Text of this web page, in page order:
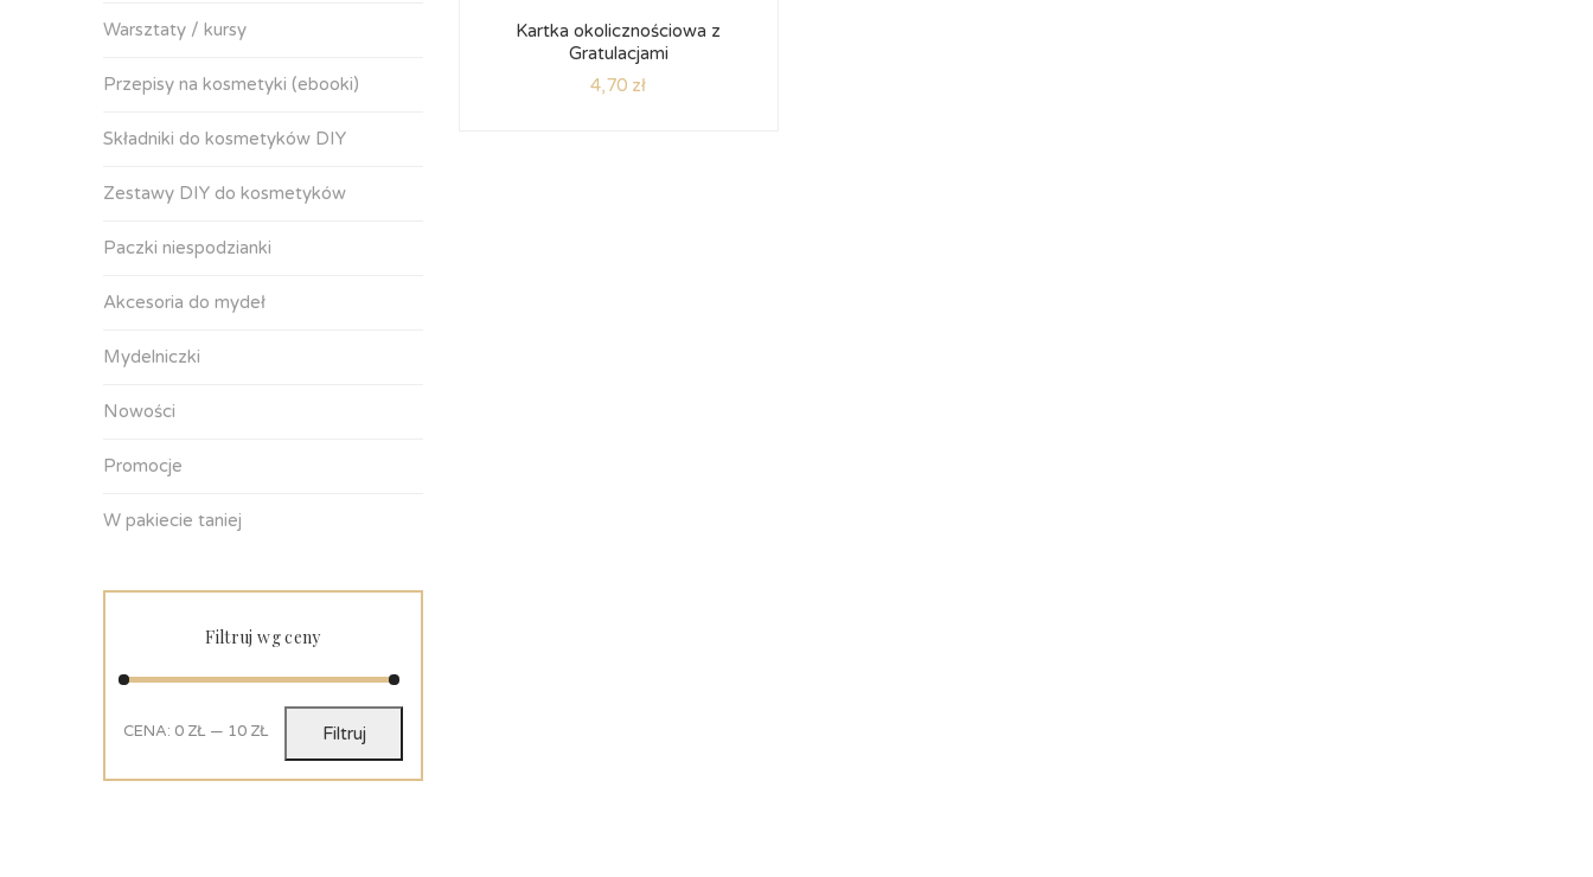
Warsztaty / kursy
Przepisy na kosmetyki (ebooki)
Składniki do kosmetyków DIY
Zestawy DIY do kosmetyków
Paczki niespodzianki
Akcesoria do mydeł
Mydelniczki
Nowości
Promocje
W pakiecie taniej
Filtruj wg ceny
Filtruj
CENA: 0 ZŁ — 10 ZŁ
Kartka okolicznościowa z
Gratulacjami
4,70 zł